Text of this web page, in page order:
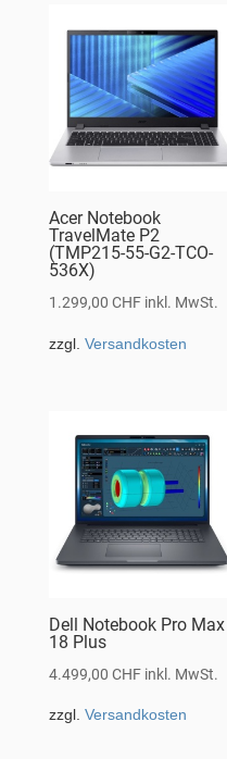
Acer Notebook
TravelMate P2
(TMP215-55-G2-TCO-
536X)
1.299,00 CHF inkl. MwSt.
zzgl. Versandkosten
Dell Notebook Pro Max
18 Plus
4.499,00 CHF inkl. MwSt.
zzgl. Versandkosten